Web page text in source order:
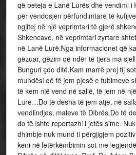
që beteja e Lanë Lurës dhe vendimi i
për vendosjen përfundimtare të
ngjitej në një veprimtari të gjerë
Shkencave, në veprimtari zyrtare
në Lanë Lurë.Nga informacionet që
gëzuar, gëzim që ndër të tjera ma
Bunguri çdo ditë.Kam marrë prej tij
mundësi që të jem pjesë e tubimeve
të kem një vend në sallë, të jem në
Lurë…Do të desha të jem atje, në
vendlindjes, maleve të Dibrës.Do të
do të ishte reportazhi i jetës sime.
dhimbje nuk mund ti përgjigjem
keni në letërkëmbimin sot me